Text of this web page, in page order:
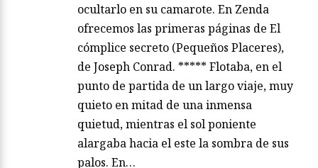
ocultarlo en su camarote. En Zenda
ofrecemos las primeras páginas de El
cómplice secreto (Pequeños Placeres),
de Joseph Conrad. ***** Flotaba, en el
punto de partida de un largo viaje, muy
quieto en mitad de una inmensa
quietud, mientras el sol poniente
alargaba hacia el este la sombra de sus
palos. En…